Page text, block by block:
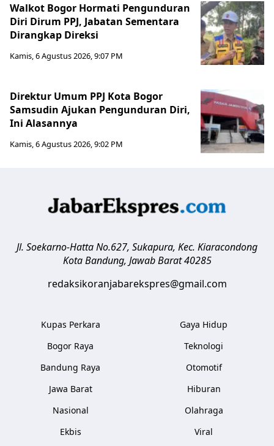
Walkot Bogor Hormati Pengunduran
Diri Dirum PPJ, Jabatan Sementara
Dirangkap Direksi
Kamis, 6 Agustus 2026, 9:07 PM
Direktur Umum PPJ Kota Bogor
Samsudin Ajukan Pengunduran Diri,
Ini Alasannya
Kamis, 6 Agustus 2026, 9:02 PM
Jl. Soekarno-Hatta No.627, Sukapura, Kec. Kiaracondong
Kota Bandung, Jawab Barat 40285
redaksikoranjabarekspres@gmail.com
Kupas Perkara
Bogor Raya
Bandung Raya
Jawa Barat
Nasional
Ekbis
Gaya Hidup
Teknologi
Otomotif
Hiburan
Olahraga
Viral